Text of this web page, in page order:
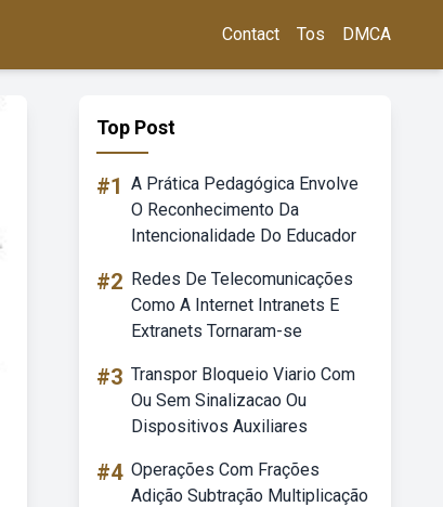
Contact Tos DMCA
Top Post
#1 A Prática Pedagógica Envolve
O Reconhecimento Da
Intencionalidade Do Educador
#2 Redes De Telecomunicações
Como A Internet Intranets E
Extranets Tornaram-se
#3 Transpor Bloqueio Viario Com
Ou Sem Sinalizacao Ou
Dispositivos Auxiliares
#4 Operações Com Frações
Adição Subtração Multiplicação